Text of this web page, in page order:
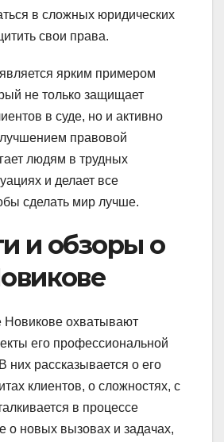
в сложных юридических
свои права.
ярким примером
не только защищает
в суде, но и активно
правовой
людям в трудных
и делает все
сделать мир лучше.
и обзоры о
охватывают
его профессиональной
них рассказывается о его
клиентов, о сложностях, с
в процессе
о новых вызовах и задачах,